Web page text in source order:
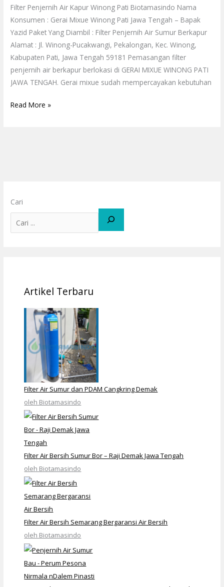
Filter Penjernih Air Kapur Winong Pati Biotamasindo Nama
Konsumen : Gerai Mixue Winong Pati Jawa Tengah – Bapak
Yazid Paket Yang Diambil : Filter Penjernih Air Sumur Berkapur
Alamat : Jl. Winong-Pucakwangi, Pekalongan, Kec. Winong,
Kabupaten Pati, Jawa Tengah 59181 Pemasangan filter
penjernih air berkapur berlokasi di GERAI MIXUE WINONG PATI
JAWA TENGAH. Gerai mixue sudah mempercayakan kebutuhan
Read More »
Cari
Artikel Terbaru
Filter Air Sumur dan PDAM Cangkring Demak
oleh Biotamasindo
Filter Air Bersih Sumur Bor – Raji Demak Jawa Tengah
oleh Biotamasindo
Filter Air Bersih Semarang Bergaransi Air Bersih
oleh Biotamasindo